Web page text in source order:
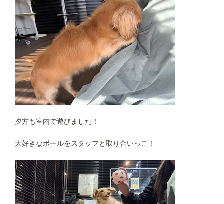
夕方も室内で遊びました！
大好きなボールをスタッフと取り合いっこ！